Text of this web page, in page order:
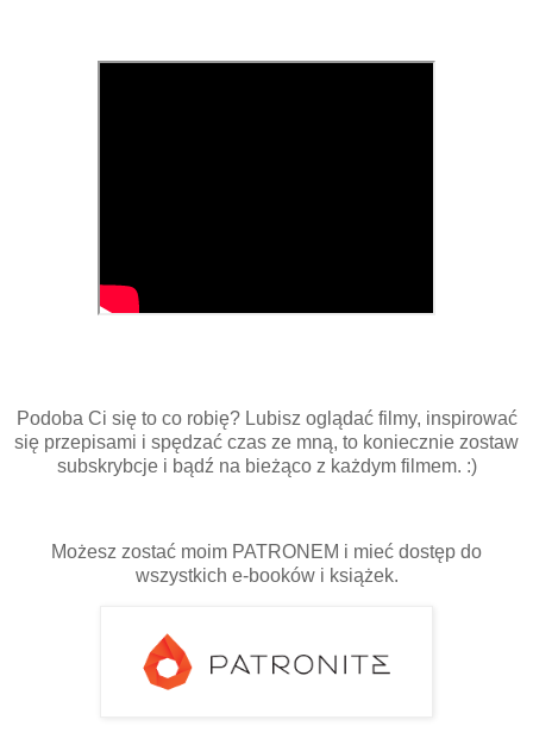
Podoba Ci się to co robię? Lubisz oglądać filmy, inspirować
się przepisami i spędzać czas ze mną, to koniecznie zostaw
subskrybcje i bądź na bieżąco z każdym filmem. :)
Możesz zostać moim PATRONEM i mieć dostęp do
wszystkich e-booków i książek.